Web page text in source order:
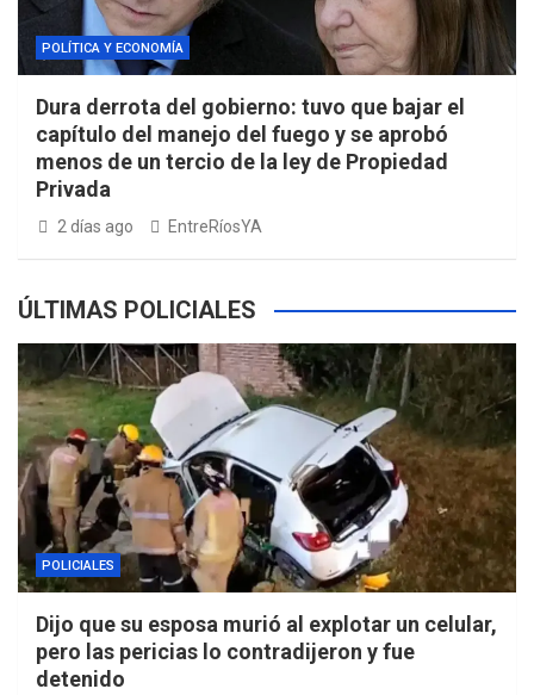
POLÍTICA Y ECONOMÍA
Dura derrota del gobierno: tuvo que bajar el
capítulo del manejo del fuego y se aprobó
menos de un tercio de la ley de Propiedad
Privada
2 días ago EntreRíosYA
ÚLTIMAS POLICIALES
POLICIALES
Dijo que su esposa murió al explotar un celular,
pero las pericias lo contradijeron y fue
detenido